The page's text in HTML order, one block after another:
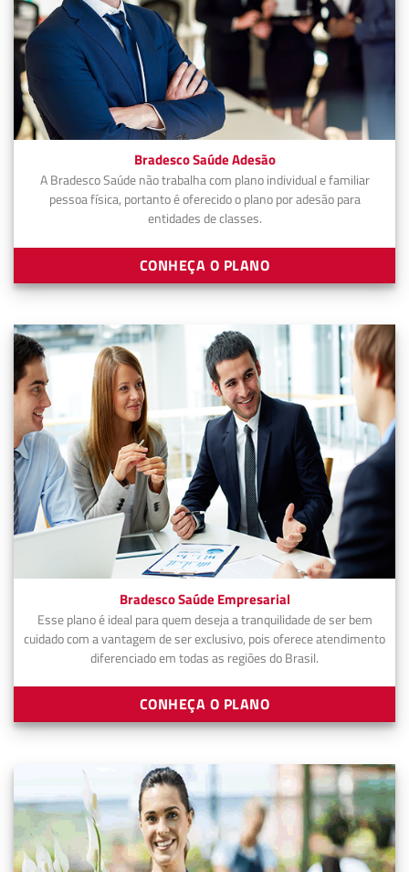
Bradesco Saúde Adesão
A Bradesco Saúde não trabalha com plano individual e familiar
pessoa física, portanto é oferecido o plano por adesão para
entidades de classes.
CONHEÇA O PLANO
Bradesco Saúde Empresarial
Esse plano é ideal para quem deseja a tranquilidade de ser bem
cuidado com a vantagem de ser exclusivo, pois oferece atendimento
diferenciado em todas as regiões do Brasil.
CONHEÇA O PLANO